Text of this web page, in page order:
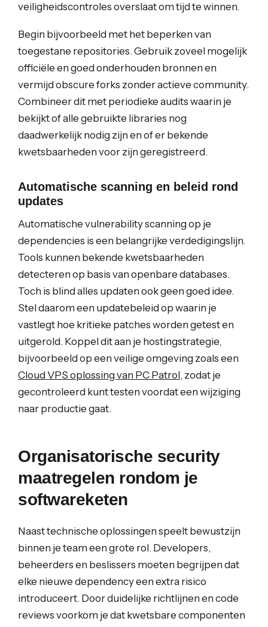
veiligheidscontroles overslaat om tijd te winnen.
Begin bijvoorbeeld met het beperken van
toegestane repositories. Gebruik zoveel mogelijk
officiële en goed onderhouden bronnen en
vermijd obscure forks zonder actieve community.
Combineer dit met periodieke audits waarin je
bekijkt of alle gebruikte libraries nog
daadwerkelijk nodig zijn en of er bekende
kwetsbaarheden voor zijn geregistreerd.
Automatische scanning en beleid rond
updates
Automatische vulnerability scanning op je
dependencies is een belangrijke verdedigingslijn.
Tools kunnen bekende kwetsbaarheden
detecteren op basis van openbare databases.
Toch is blind alles updaten ook geen goed idee.
Stel daarom een updatebeleid op waarin je
vastlegt hoe kritieke patches worden getest en
uitgerold. Koppel dit aan je hostingstrategie,
bijvoorbeeld op een veilige omgeving zoals een
Cloud VPS oplossing van PC Patrol, zodat je
gecontroleerd kunt testen voordat een wijziging
naar productie gaat.
Organisatorische security
maatregelen rondom je
softwareketen
Naast technische oplossingen speelt bewustzijn
binnen je team een grote rol. Developers,
beheerders en beslissers moeten begrijpen dat
elke nieuwe dependency een extra risico
introduceert. Door duidelijke richtlijnen en code
reviews voorkom je dat kwetsbare componenten